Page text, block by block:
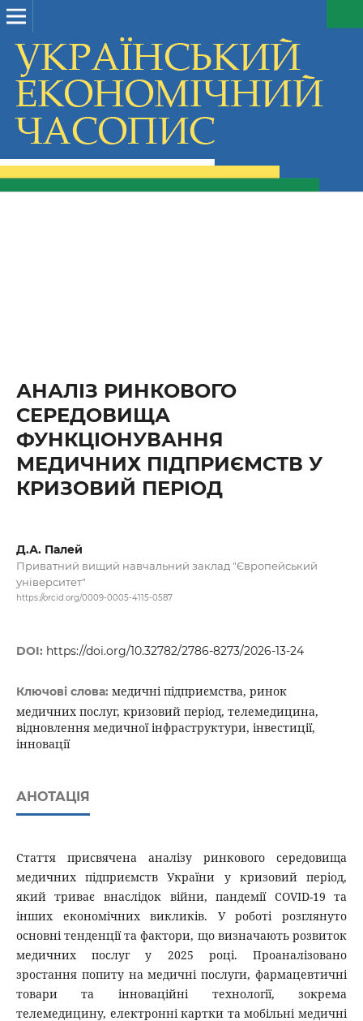
АНАЛІЗ РИНКОВОГО
СЕРЕДОВИЩА
ФУНКЦІОНУВАННЯ
МЕДИЧНИХ ПІДПРИЄМСТВ У
КРИЗОВИЙ ПЕРІОД
Д.А. Палей
Приватний вищий навчальний заклад "Європейський
університет"
https://orcid.org/0009-0005-4115-0587
DOI: https://doi.org/10.32782/2786-8273/2026-13-24
Ключові слова: медичні підприємства, ринок
медичних послуг, кризовий період, телемедицина,
відновлення медичної інфраструктури, інвестиції,
інновації
АНОТАЦІЯ
Стаття присвячена аналізу ринкового середовища
медичних підприємств України у кризовий період,
який триває внаслідок війни, пандемії COVID-19 та
інших економічних викликів. У роботі розглянуто
основні тенденції та фактори, що визначають розвиток
медичних послуг у 2025 році. Проаналізовано
зростання попиту на медичні послуги, фармацевтичні
товари та інноваційні технології, зокрема
телемедицину, електронні картки та мобільні медичні